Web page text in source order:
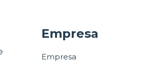
Empresa
Empresa